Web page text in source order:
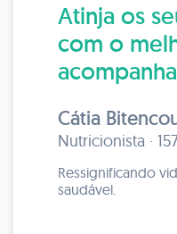
Atinja os
com o
Cátia
Nutricionista ·
Ressignificando
saudável.